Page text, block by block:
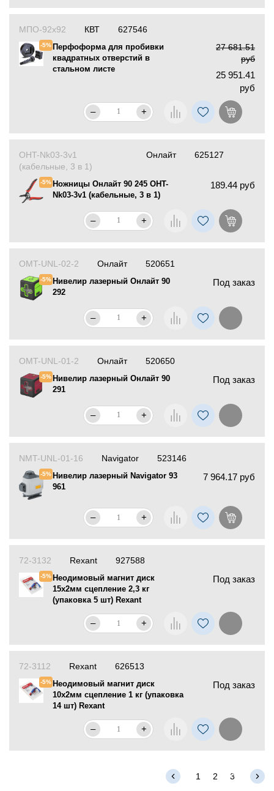
627546
МПО-92х92
-5%Перфоформа для пробивки
квадратных отверстий в
стальном листе
27 681.51
руб
25 951.41
руб
КВТ
– +
625127
OHT-Nk03-3v1
(кабельные, 3 в 1)
-5%Ножницы Онлайт 90 245 OHT-
Nk03-3v1 (кабельные, 3 в 1)
189.44 руб
Онлайт
– +
520651
OMT-UNL-02-2
-5%Нивелир лазерный Онлайт 90
292
Под заказ
Онлайт
– +
520650
OMT-UNL-01-2
-5%Нивелир лазерный Онлайт 90
291
Под заказ
Онлайт
– +
523146
NMT-UNL-01-16
-5%Нивелир лазерный Navigator 93
961
7 964.17 руб
Navigator
– +
927588
72-3132
-5% Неодимовый магнит диск
15х2мм сцепление 2,3 кг
(упаковка 5 шт) Rexant
Под заказ
Rexant
– +
626513
72-3112
-5% Неодимовый магнит диск
10х2мм сцепление 1 кг (упаковка
14 шт) Rexant
Под заказ
Rexant
– +
1 2 3